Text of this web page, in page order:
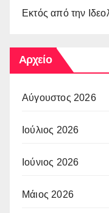
Εκτός από την
Αρχείο
Αύγουστος 2026
Ιούλιος 2026
Ιούνιος 2026
Μάιος 2026